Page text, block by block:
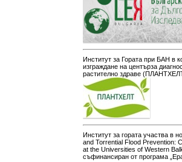
Институт за Гората при БАН в
изграждане на центърза
растително здраве
Институт за гората участва в
and Torrential Flood Prevention:
at the Universities of Western
съфинансиран от програма